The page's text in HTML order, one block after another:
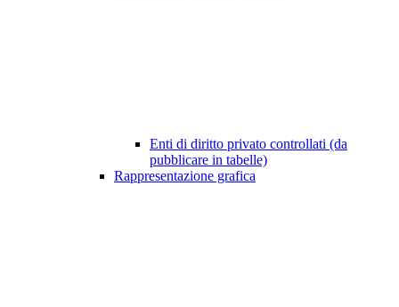
Enti di diritto privato controllati (da
pubblicare in tabelle)
Rappresentazione grafica